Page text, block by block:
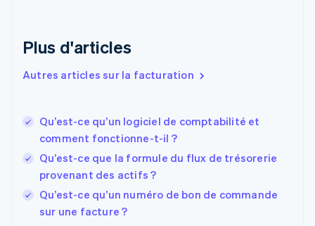
Plus d'articles
Autres articles sur la facturation
Qu’est-ce qu’un logiciel de comptabilité et
comment fonctionne-t-il ?
Qu’est-ce que la formule du flux de trésorerie
provenant des actifs ?
Qu’est-ce qu’un numéro de bon de commande
sur une facture ?
Estonie
États-Unis
EnglishSvenska
France
Gibraltar
English
Grèce
English
Hongrie